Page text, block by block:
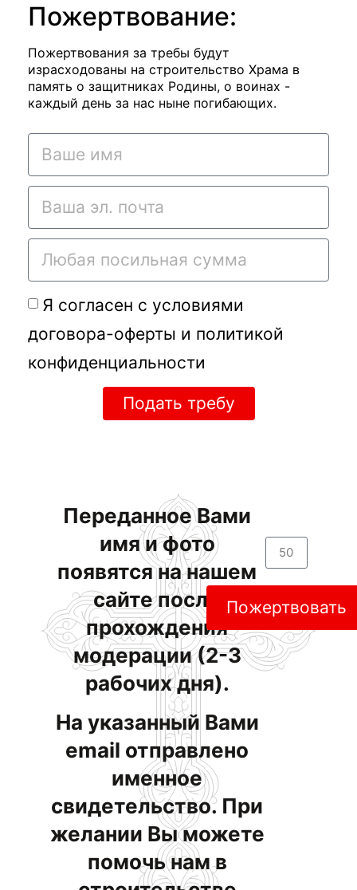
Пожертвование:
Пожертвования за требы будут
израсходованы на строительство Храма в
память о защитниках Родины, о воинах -
каждый день за нас ныне погибающих.
Я согласен с условиями
договора-оферты и политикой
конфиденциальности
Подать требу
Переданное Вами
имя и фото
появятся на нашем
сайте после
прохождения
модерации (2-3
рабочих дня).
На указанный Вами
email отправлено
именное
свидетельство. При
желании Вы можете
помочь нам в
Пожертвовать